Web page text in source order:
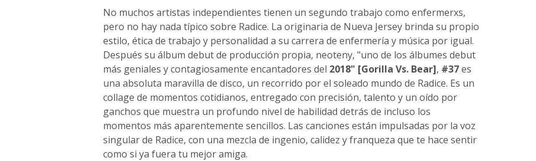
No muchos artistas independientes tienen un segundo trabajo como enfermerxs,
pero no hay nada típico sobre Radice. La originaria de Nueva Jersey brinda su propio
estilo, ética de trabajo y personalidad a su carrera de enfermería y música por igual.
Después su álbum debut de producción propia, neoteny, "uno de los álbumes debut
más geniales y contagiosamente encantadores del 2018" [Gorilla Vs. Bear], #37es
una absoluta maravilla de disco, un recorrido por el soleado mundo de Radice. Es un
collage de momentos cotidianos, entregado con precisión, talento y un oído por
ganchos que muestra un profundo nivel de habilidad detrás de incluso los
momentos más aparentemente sencillos. Las canciones están impulsadas por la voz
singular de Radice, con una mezcla de ingenio, calidez y franqueza que te hace sentir
como si ya fuera tu mejor amiga.